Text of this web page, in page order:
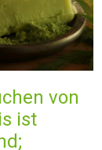
von
ist